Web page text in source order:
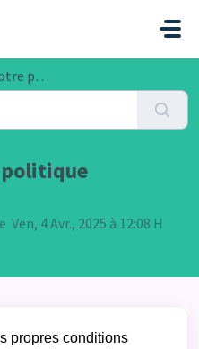
?
4 Avr., 2025 à 12:08 H
propres conditions